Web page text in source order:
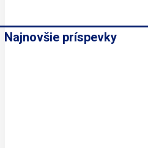
Najnovšie príspevky